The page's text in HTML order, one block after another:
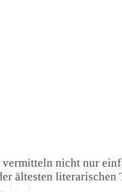
nicht nur
ältesten literarischen